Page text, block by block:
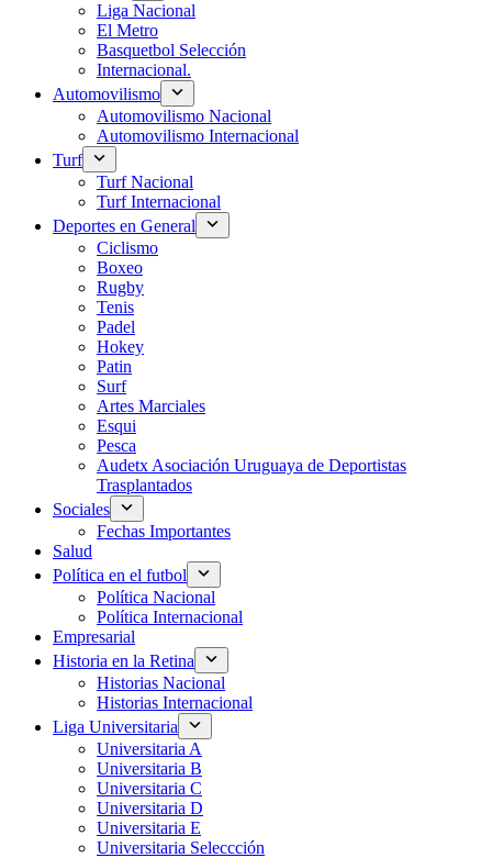
Liga Nacional
El Metro
Basquetbol Selección
Internacional.
Automovilismo
Automovilismo Nacional
Automovilismo Internacional
Turf
Turf Nacional
Turf Internacional
Deportes en General
Ciclismo
Boxeo
Rugby
Tenis
Padel
Hokey
Patin
Surf
Artes Marciales
Esqui
Pesca
Audetx Asociación Uruguaya de Deportistas
Trasplantados
Sociales
Fechas Importantes
Salud
Política en el futbol
Política Nacional
Política Internacional
Empresarial
Historia en la Retina
Historias Nacional
Historias Internacional
Liga Universitaria
Universitaria A
Universitaria B
Universitaria C
Universitaria D
Universitaria E
Universitaria Seleccción